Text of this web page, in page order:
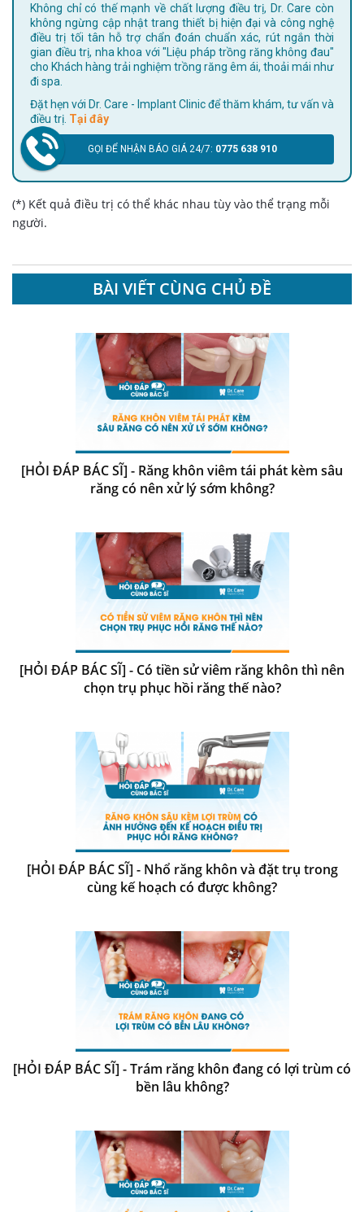
Không chỉ có thế mạnh về chất lượng điều trị, Dr. Care còn
không ngừng cập nhật trang thiết bị hiện đại và công nghệ
điều trị tối tân hỗ trợ chẩn đoán chuẩn xác, rút ngắn thời
gian điều trị, nha khoa với "Liệu pháp trồng răng không đau"
cho Khách hàng trải nghiệm trồng răng êm ái, thoải mái như
đi spa.
Đặt hẹn với Dr. Care - Implant Clinic để thăm khám, tư vấn và
điều trị. Tại đây
GỌI ĐỂ NHẬN BÁO GIÁ 24/7: 0775 638 910
(*) Kết quả điều trị có thể khác nhau tùy vào thể trạng mỗi
người.
BÀI VIẾT CÙNG CHỦ ĐỀ
[HỎI ĐÁP BÁC SĨ] - Răng khôn viêm tái phát kèm sâu
răng có nên xử lý sớm không?
[HỎI ĐÁP BÁC SĨ] - Có tiền sử viêm răng khôn thì nên
chọn trụ phục hồi răng thế nào?
[HỎI ĐÁP BÁC SĨ] - Nhổ răng khôn và đặt trụ trong
cùng kế hoạch có được không?
[HỎI ĐÁP BÁC SĨ] - Trám răng khôn đang có lợi trùm có
bền lâu không?